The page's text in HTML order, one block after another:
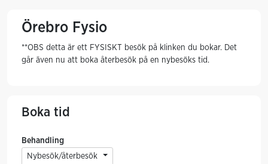
Örebro Fysio
**OBS detta är ett FYSISKT besök på klinken du bokar. Det
går även nu att boka återbesök på en nybesöks tid.
Boka tid
Behandling
Nybesök/återbesök